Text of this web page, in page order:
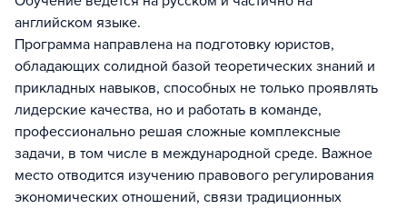
английском языке.
Программа направлена на подготовку юристов,
обладающих солидной базой теоретических знаний и
прикладных навыков, способных не только проявлять
лидерские качества, но и работать в команде,
профессионально решая сложные комплексные
задачи, в том числе в международной среде. Важное
место отводится изучению правового регулирования
экономических отношений, связи традиционных